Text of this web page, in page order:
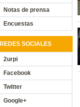
Notas de prensa
Encuestas
REDES SOCIALES
2urpi
Facebook
Twitter
Google+